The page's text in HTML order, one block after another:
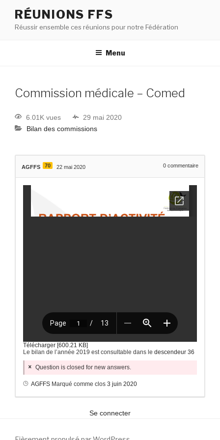
RÉUNIONS FFS
Réussir ensemble ces réunions pour notre Fédération
Menu
Commission médicale – Comed
6.01K vues
29 mai 2020
Bilan des commissions
AGFFS 70 22 mai 2020 0 commentaire
Télécharger [600.21 KB]
Le bilan de l’année 2019 est consultable dans le descendeur 36
Question is closed for new answers.
AGFFS Marqué comme clos 3 juin 2020
Se connecter